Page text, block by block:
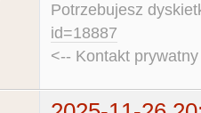
Potrzebujesz
id=18887
<-- Kontakt